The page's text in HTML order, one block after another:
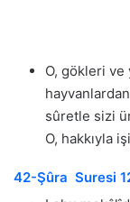
O, gökleri ve
sûretle sizi
O, hakkıyla
42-Şûra Suresi